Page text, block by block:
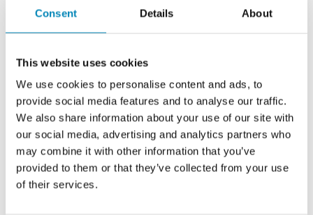
Consent Details About
This website uses cookies
We use cookies to personalise content and ads, to
provide social media features and to analyse our traffic.
We also share information about your use of our site with
our social media, advertising and analytics partners who
may combine it with other information that you’ve
provided to them or that they’ve collected from your use
of their services.
og 80 cm i bredden, som alle har 1 skuffe med push to open funktion.
Vores standardmodel er med 60 cm moduler.
Bænken kan naturligvis også bruges andre steder end i entréen - de
mange muligheder for kombinationen af hvordan bænken skal
sammensættes, gør at kun fantasien sætter grænser. Bænken kan også
være perfekt i køkkenet eller måske på et krea-værelse, da de dybe
skuffer giver muligheden for meget opbevaring.